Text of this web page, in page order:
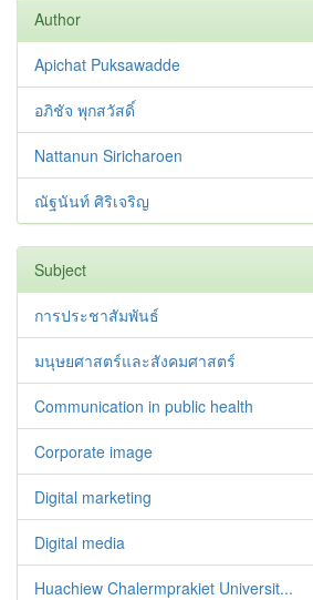
Author
Apichat Puksawadde
อภิชัจ พุกสวัสดิ์
Nattanun Siricharoen
ณัฐนันท์ ศิริเจริญ
Subject
การประชาสัมพันธ์
มนุษยศาสตร์และสังคมศาสตร์
Communication in public health
Corporate image
Digital marketing
Digital media
Huachiew Chalermprakiet Universit...